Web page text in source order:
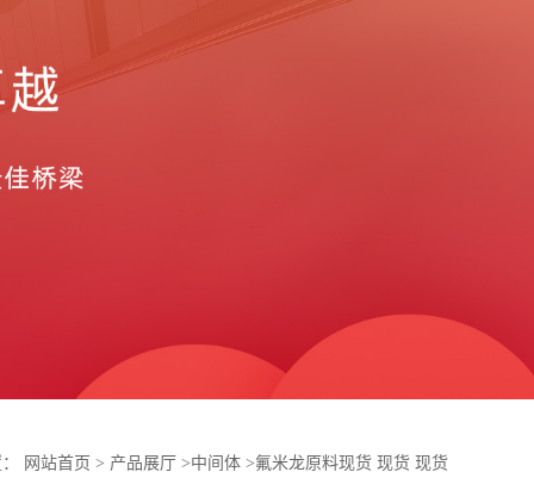
网站首页 > 产品展厅 >中间体 >氟米龙原料现货 现货 现货